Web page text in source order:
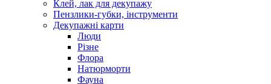
Клей, лак для декупажу
Пензлики-губки, інструменти
Декупажні карти
Люди
Різне
Флора
Натюрморти
Фауна